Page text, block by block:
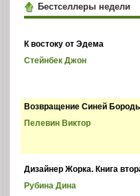
Бестселлеры недели
К востоку от Эдема
Стейнбек Джон
Возвращение Синей
Пелевин Виктор
Дизайнер Жорка. Книга
Рубина Дина